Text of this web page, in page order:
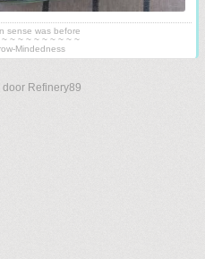
sense was before
~ ~ ~ ~ ~ ~ ~ ~ ~
Mindedness
Refinery89